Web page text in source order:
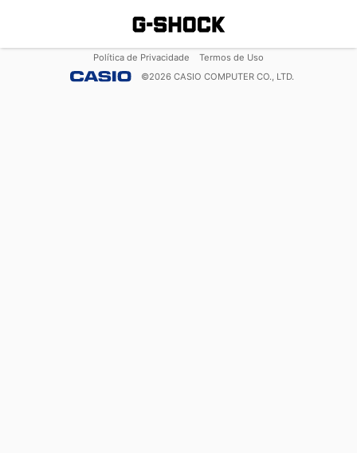
Política de Privacidade
Termos de Uso
©2026 CASIO COMPUTER CO., LTD.